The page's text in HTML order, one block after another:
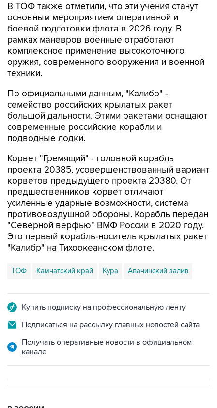
В ТОФ также отметили, что эти учения станут
основным мероприятием оперативной и
боевой подготовки флота в 2026 году. В
рамках маневров военные отработают
комплексное применение высокоточного
оружия, современного вооружения и военной
техники.
По официальными данным, "Калибр" -
семейство российских крылатых ракет
большой дальности. Этими ракетами оснащают
современные российские корабли и
подводные лодки.
Корвет "Гремящий" - головной корабль
проекта 20385, усовершенствованный вариант
корветов предыдущего проекта 20380. От
предшественников корвет отличают
усиленные ударные возможности, система
противовоздушной обороны. Корабль передан
"Северной верфью" ВМФ России в 2020 году.
Это первый корабль-носитель крылатых ракет
"Калибр" на Тихоокеанском флоте.
ТОФ Камчатский край Кура Авачинский залив
Купить подписку на профессиональную ленту
Подписаться на рассылку главных новостей сайта
Получать оперативные новости в официальном
канале